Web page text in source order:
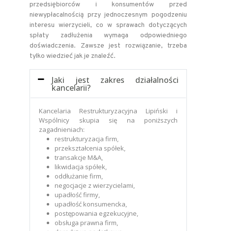
przedsiębiorców i konsumentów przed
niewypłacalnością przy jednoczesnym pogodzeniu
interesu wierzycieli, co w sprawach dotyczących
spłaty zadłużenia wymaga odpowiedniego
doświadczenia. Zawsze jest rozwiązanie, trzeba
tylko wiedzieć jak je znaleźć.
Jaki jest zakres działalności
kancelarii?
Kancelaria Restrukturyzacyjna Lipiński i
Wspólnicy skupia się na poniższych
zagadnieniach:
restrukturyzacja firm,
przekształcenia spółek,
transakcje M&A,
likwidacja spółek,
oddłużanie firm,
negocjacje z wierzycielami,
upadłość firmy,
upadłość konsumencka,
postępowania egzekucyjne,
obsługa prawna firm,